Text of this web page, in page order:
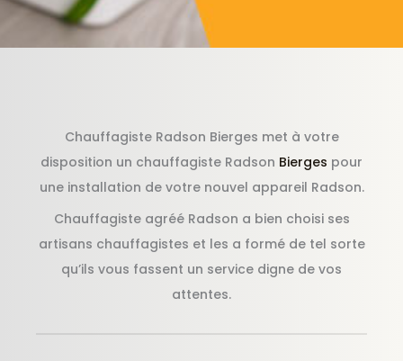
Chauffagiste Radson Bierges met à votre
disposition un chauffagiste Radson Bierges pour
une installation de votre nouvel appareil Radson.
Chauffagiste agréé Radson a bien choisi ses
artisans chauffagistes et les a formé de tel sorte
qu’ils vous fassent un service digne de vos
attentes.